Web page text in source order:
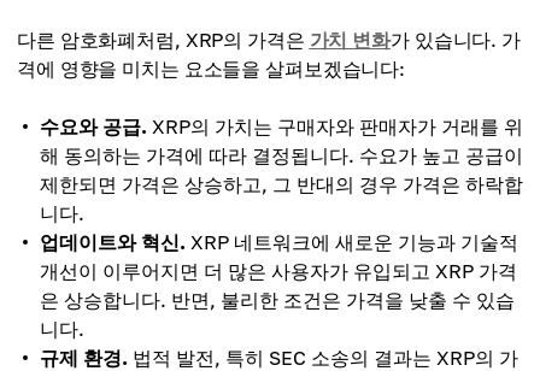
다른 암호화폐처럼, XRP의 가격은 가치 변화가 있습니다. 가
격에 영향을 미치는 요소들을 살펴보겠습니다:
수요와 공급. XRP의 가치는 구매자와 판매자가 거래를 위
해 동의하는 가격에 따라 결정됩니다. 수요가 높고 공급이
제한되면 가격은 상승하고, 그 반대의 경우 가격은 하락합
니다.
업데이트와 혁신. XRP 네트워크에 새로운 기능과 기술적
개선이 이루어지면 더 많은 사용자가 유입되고 XRP 가격
은 상승합니다. 반면, 불리한 조건은 가격을 낮출 수 있습
니다.
규제 환경. 법적 발전, 특히 SEC 소송의 결과는 XRP의 가